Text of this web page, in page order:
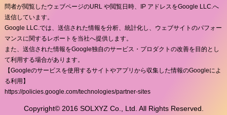
問者が閲覧したウェブページのURL や閲覧日時、IP アドレスをGoogle LLC.へ
送信しています。
Google LLC.では、送信された情報を分析、統計化し、ウェブサイトのパフォー
マンスに関するレポートを当社へ提供します。
また、送信された情報をGoogle独自のサービス・プロダクトの改善を目的とし
て利用する場合があります。
【Googleのサービスを使用するサイトやアプリから収集した情報のGoogleによ
る利用】
https://policies.google.com/technologies/partner-sites
Copyright© 2016 SOLXYZ Co., Ltd. All Rights Reserved.